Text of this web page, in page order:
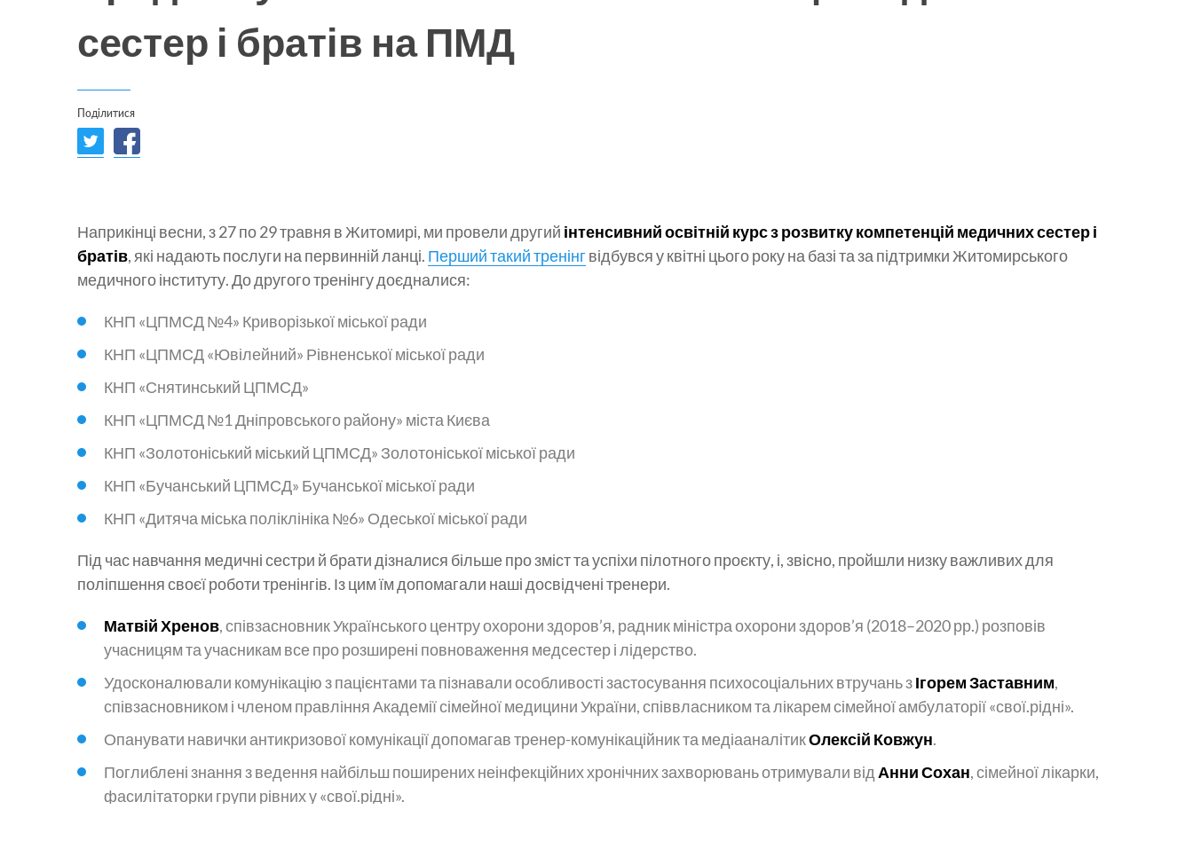
сестер і братів на ПМД
Поділитися
Наприкінці весни, з 27 по 29 травня в Житомирі, ми провели другий інтенсивний освітній курс з розвитку компетенцій медичних сестер і
братів, які надають послуги на первинній ланці. Перший такий тренінг відбувся у квітні цього року на базі та за підтримки Житомирського
медичного інституту. До другого тренінгу доєдналися:
КНП «ЦПМСД №4» Криворізької міської ради
КНП «ЦПМСД «Ювілейний» Рівненської міської ради
КНП «Снятинський ЦПМСД»
КНП «ЦПМСД №1 Дніпровського району» міста Києва
КНП «Золотоніський міський ЦПМСД» Золотоніської міської ради
КНП «Бучанський ЦПМСД» Бучанської міської ради
КНП «Дитяча міська поліклініка №6» Одеської міської ради
Під час навчання медичні сестри й брати дізналися більше про зміст та успіхи пілотного проєкту, і, звісно, пройшли низку важливих для
поліпшення своєї роботи тренінгів. Із цим їм допомагали наші досвідчені тренери.
Матвій Хренов, співзасновник Українського центру охорони здоров’я, радник міністра охорони здоров’я (2018–2020 рр.) розповів
учасницям та учасникам все про розширені повноваження медсестер і лідерство.
Удосконалювали комунікацію з пацієнтами та пізнавали особливості застосування психосоціальних втручань зІгорем Заставним,
співзасновником і членом правління Академії сімейної медицини України, співвласником та лікарем сімейної амбулаторії «свої.рідні».
Опанувати навички антикризової комунікації допомагав тренер-комунікаційник та медіааналітикОлексій Ковжун.
Поглиблені знання з ведення найбільш поширених неінфекційних хронічних захворювань отримували від Анни Сохан, сімейної лікарки,
фасилітаторки групи рівних у «свої.рідні».